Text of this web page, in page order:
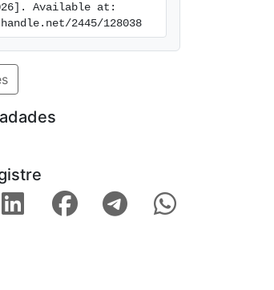
Available at:
2445/128038